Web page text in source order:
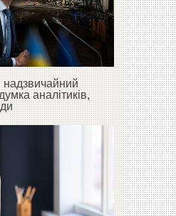
надзвичайний
аналітиків,